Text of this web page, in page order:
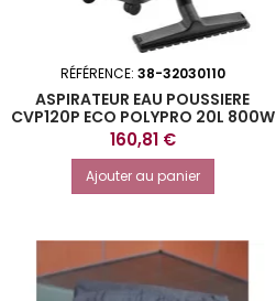
RÉFÉRENCE: 38-32030110
ASPIRATEUR EAU POUSSIERE
CVP120P ECO POLYPRO 20L 800W
Prix
160,81 €
Ajouter au panier